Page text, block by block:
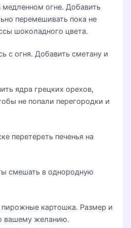
медленном огне. Добавить
перемешивать пока не
шоколадного цвета.
с огня. Добавить сметану и
ядра грецких орехов,
не попали перегородки и
перетереть печенья на
смешать в однородную
картошка. Размер и
вашему желанию.